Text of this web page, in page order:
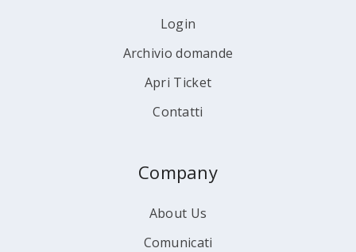
Login
Archivio domande
Apri Ticket
Contatti
Company
About Us
Comunicati